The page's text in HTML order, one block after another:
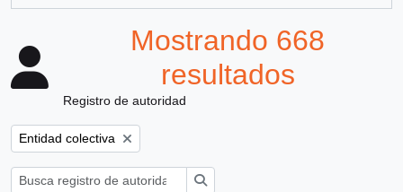
Mostrando 668
resultados
Registro de autoridad
Remove filter:
Entidad colectiva